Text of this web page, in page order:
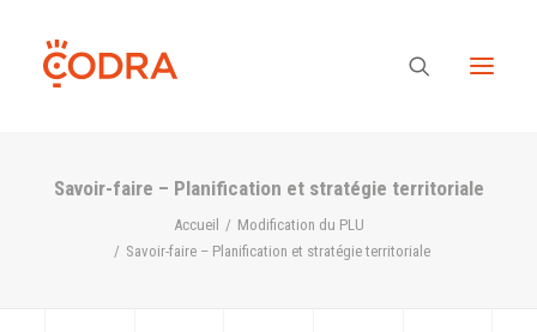
Des valeurs, une équipe
Savoir-faire – Planification et stratégie territoriale
Accueil
Modification du PLU
Savoir-faire – Planification et stratégie territoriale